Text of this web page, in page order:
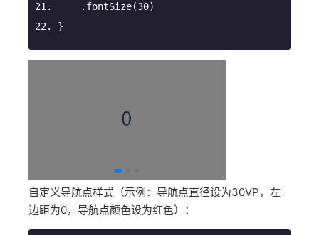
.fontSize(30)
}
自定义导航点样式（示例：导航点直径设为30VP，左
边距为0，导航点颜色设为红色）：